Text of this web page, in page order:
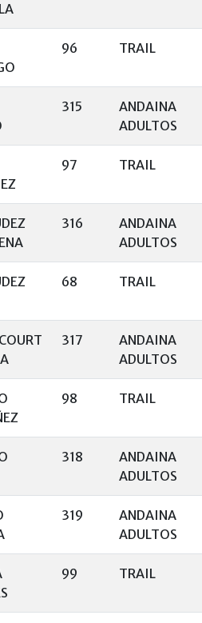
96 TRAIL
315
ANDAINA
ADULTOS
97 TRAIL
316
ANDAINA
ADULTOS
68 TRAIL
317
ANDAINA
ADULTOS
98 TRAIL
318
ANDAINA
ADULTOS
319
ANDAINA
ADULTOS
99 TRAIL